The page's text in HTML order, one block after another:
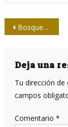
Bosques narrativos y espacios simbólicos de Zaida Capote
Deja una
Tu dirección
campos
Comentario *